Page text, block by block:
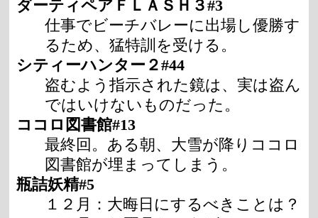
ダーティペアＦＬＡＳＨ３#3
仕事でビーチバレーに出場し優勝す
るため、猛特訓を受ける。
シティーハンター２#44
盗むよう指示された鏡は、実は盗ん
ではいけないものだった。
ココロ図書館#13
最終回。ある朝、大雪が降りココロ
図書館が埋まってしまう。
瓶詰妖精#5
１２月：大晦日にするべきことは？